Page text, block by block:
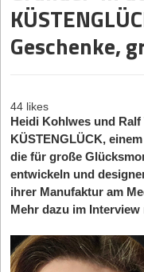
Geschenke,
44 likes
Heidi Kohlwes und
KÜSTENGLÜCK,
die für große
entwickeln und
ihrer Manufaktur am
Mehr dazu im